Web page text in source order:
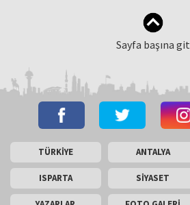
Sayfa başına git
TÜRKİYE ANTALYA
ISPARTA SİYASET